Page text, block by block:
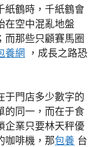
紙鶴時，千紙鶴會
在空中混亂地盤
而那些只顧賽馬圈
養網
，成長之路恐
于門店多少數字的
的同一，而在于食
企業只要林天秤優
咖啡機，那包養 台